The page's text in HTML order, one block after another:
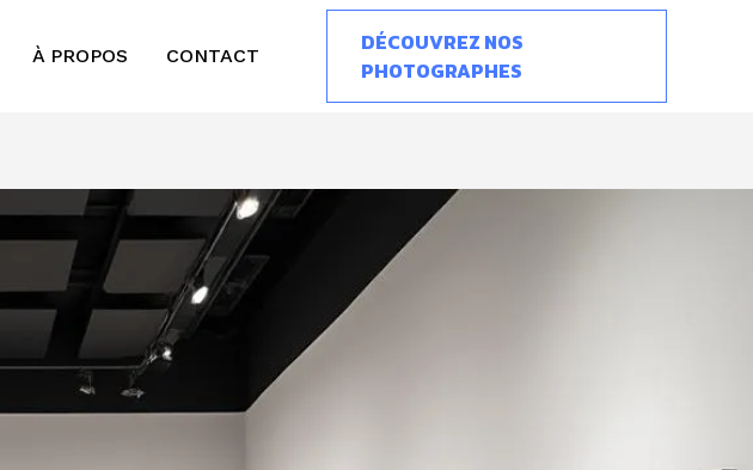
À PROPOS CONTACT
DÉCOUVREZ NOS
PHOTOGRAPHES